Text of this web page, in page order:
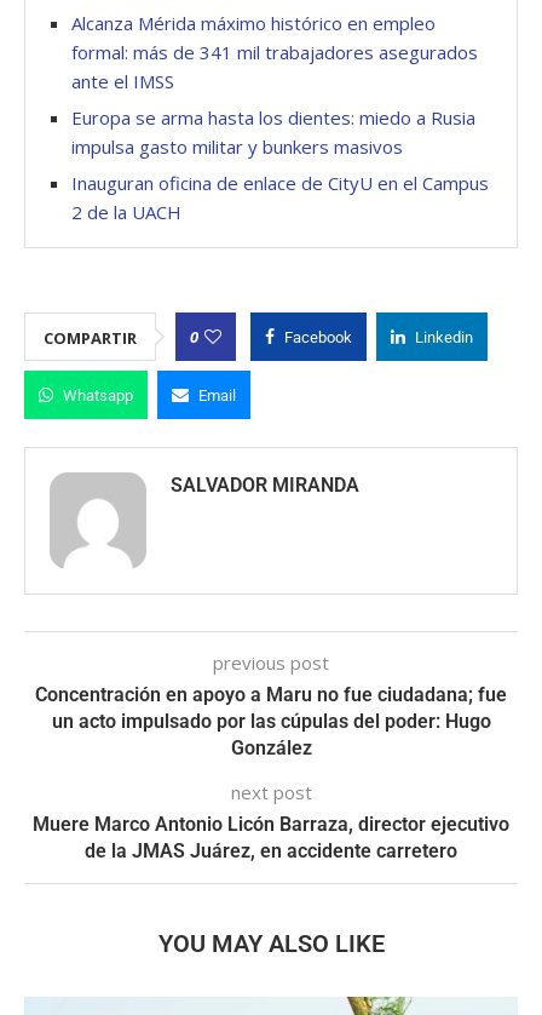
Alcanza Mérida máximo histórico en empleo
formal: más de 341 mil trabajadores asegurados
ante el IMSS
Europa se arma hasta los dientes: miedo a Rusia
impulsa gasto militar y bunkers masivos
Inauguran oficina de enlace de CityU en el Campus
2 de la UACH
COMPARTIR 0 Facebook Linkedin
Whatsapp Email
SALVADOR MIRANDA
previous post
Concentración en apoyo a Maru no fue ciudadana; fue
un acto impulsado por las cúpulas del poder: Hugo
González
next post
Muere Marco Antonio Licón Barraza, director ejecutivo
de la JMAS Juárez, en accidente carretero
YOU MAY ALSO LIKE